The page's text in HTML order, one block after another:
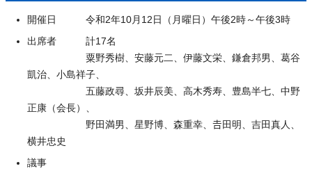
開催日 令和2年10月12日（月曜日）午後2時～午後3時
出席者 計17名
粟野秀樹、安藤元二、伊藤文栄、鎌倉邦男、葛谷
凱治、小島祥子、
五藤政尋、坂井辰美、高木秀寿、豊島半七、中野
正康（会長）、
野田満男、星野博、森重幸、𠮷田明、吉田真人、
横井忠史
議事